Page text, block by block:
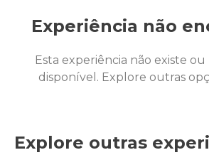
Experiência não
Esta experiência não existe ou
disponível. Explore outras
Explore outras